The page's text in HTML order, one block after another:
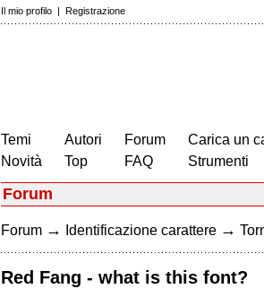
Il mio profilo | Registrazione
Temi
Novità
Autori
Top
Forum
FAQ
Carica un
Strumenti
Forum
Forum → Identificazione carattere →
Red Fang - what is this font?